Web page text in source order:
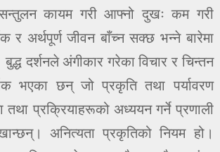
सन्तुलन कायम गरी आफ्नो दुखः कम गरी
र अर्थपूर्ण जीवन बाँच्न सक्छ भन्ने बारेमा
दर्शनले अंगीकार गरेका विचार र चिन्तन
भएका छन् जो प्रकृति तथा पर्यावरण
तथा प्रक्रियाहरूको अध्ययन गर्ने प्रणाली
अनित्यता प्रकृतिको नियम हो।